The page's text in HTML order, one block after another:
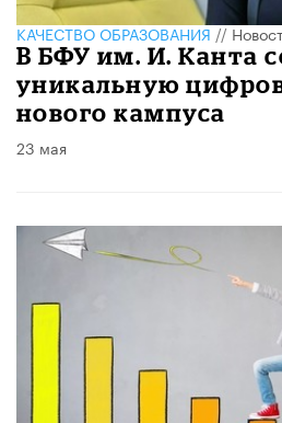
КАЧЕСТВО ОБРАЗОВАНИЯ//
В БФУ им. И. Канта
уникальную
нового кампуса
23 мая